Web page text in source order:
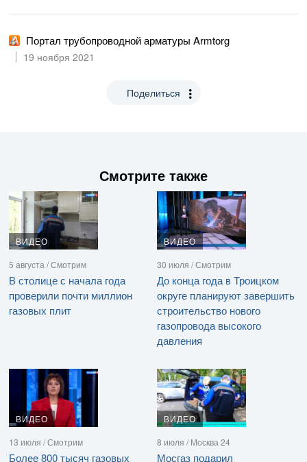
Портал трубопроводной арматуры Armtorg
19 ноября 2021
Поделиться
Смотрите также
ВИДЕО
5 августа / Смотрим
В столице с начала года
проверили почти миллион
газовых плит
ВИДЕО
30 июля / Смотрим
До конца года в Троицком
округе планируют завершить
строительство нового
газопровода высокого
давления
ВИДЕО
13 июля / Смотрим
Более 800 тысяч газовых
ВИДЕО
8 июля / Москва 24
Мосгаз подарил